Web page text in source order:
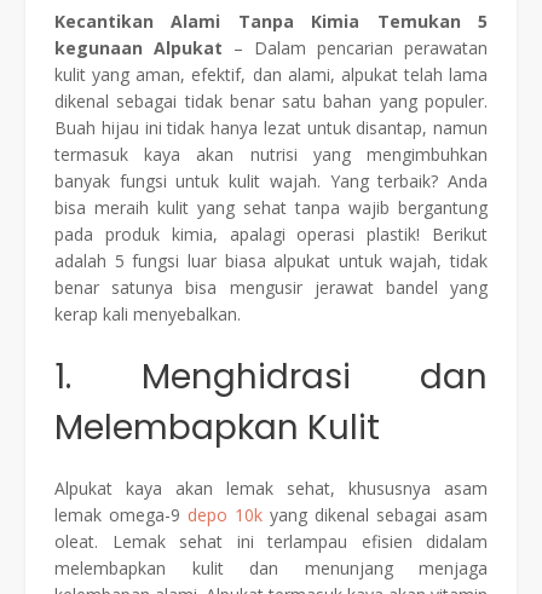
Kecantikan Alami Tanpa Kimia Temukan 5
kegunaan Alpukat – Dalam pencarian perawatan
kulit yang aman, efektif, dan alami, alpukat telah lama
dikenal sebagai tidak benar satu bahan yang populer.
Buah hijau ini tidak hanya lezat untuk disantap, namun
termasuk kaya akan nutrisi yang mengimbuhkan
banyak fungsi untuk kulit wajah. Yang terbaik? Anda
bisa meraih kulit yang sehat tanpa wajib bergantung
pada produk kimia, apalagi operasi plastik! Berikut
adalah 5 fungsi luar biasa alpukat untuk wajah, tidak
benar satunya bisa mengusir jerawat bandel yang
kerap kali menyebalkan.
1. Menghidrasi dan
Melembapkan Kulit
Alpukat kaya akan lemak sehat, khususnya asam
lemak omega-9 depo 10k yang dikenal sebagai asam
oleat. Lemak sehat ini terlampau efisien didalam
melembapkan kulit dan menunjang menjaga